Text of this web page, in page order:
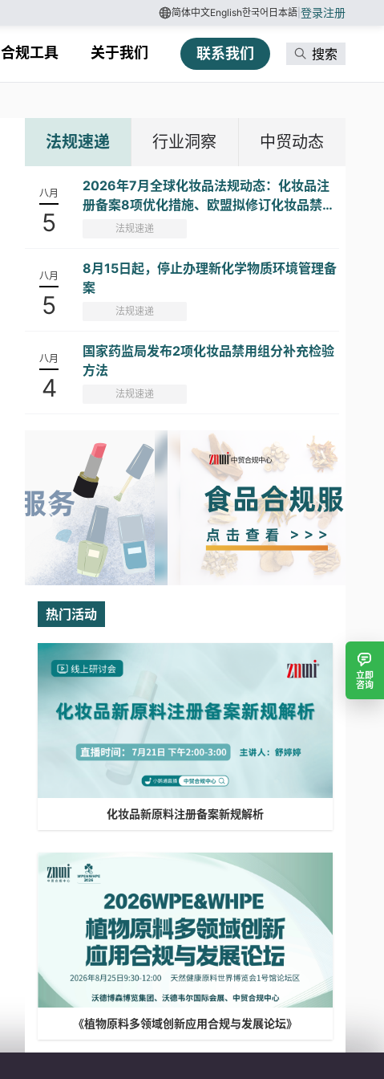
简体中文English한국어 日本語 登录注册
合规工具 关于我们 联系我们 搜索
法规速递 行业洞察 中贸动态
八月
5
2026年7月全球化妆品法规动态：化妆品注
册备案8项优化措施、欧盟拟修订化妆品禁限
用物质清单...
法规速递
八月
5
8月15日起，停止办理新化学物质环境管理备
案
法规速递
八月
4
国家药监局发布2项化妆品禁用组分补充检验
方法
法规速递
热门活动
化妆品新原料注册备案新规解析
《植物原料多领域创新应用合规与发展论坛》
立即
咨询